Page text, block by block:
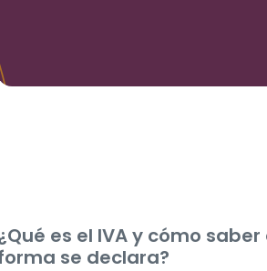
es el IVA y cómo
se declara?